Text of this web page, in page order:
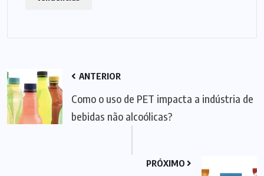
ANTERIOR
Como o uso de PET impacta a indústria de
bebidas não alcoólicas?
PRÓXIMO